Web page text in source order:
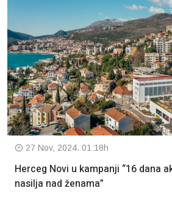
27 Nov, 2024. 01:18h
Herceg Novi u kampanji “16 dana
nasilja nad ženama”